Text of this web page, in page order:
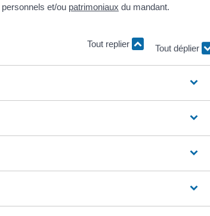
et/ou patrimoniaux du mandant.
Tout replier
Tout déplier